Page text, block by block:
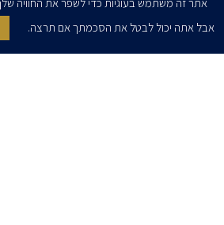
אני מאשר/ת בזאת להרצוג, פוקס, נאמן ושות'
הודעות והזמנות לאירועים וכנסים. אני רשאי/ת
אבל אתה יכול לבטל את הסכמתך אם תרצה.